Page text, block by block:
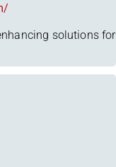
solutions for